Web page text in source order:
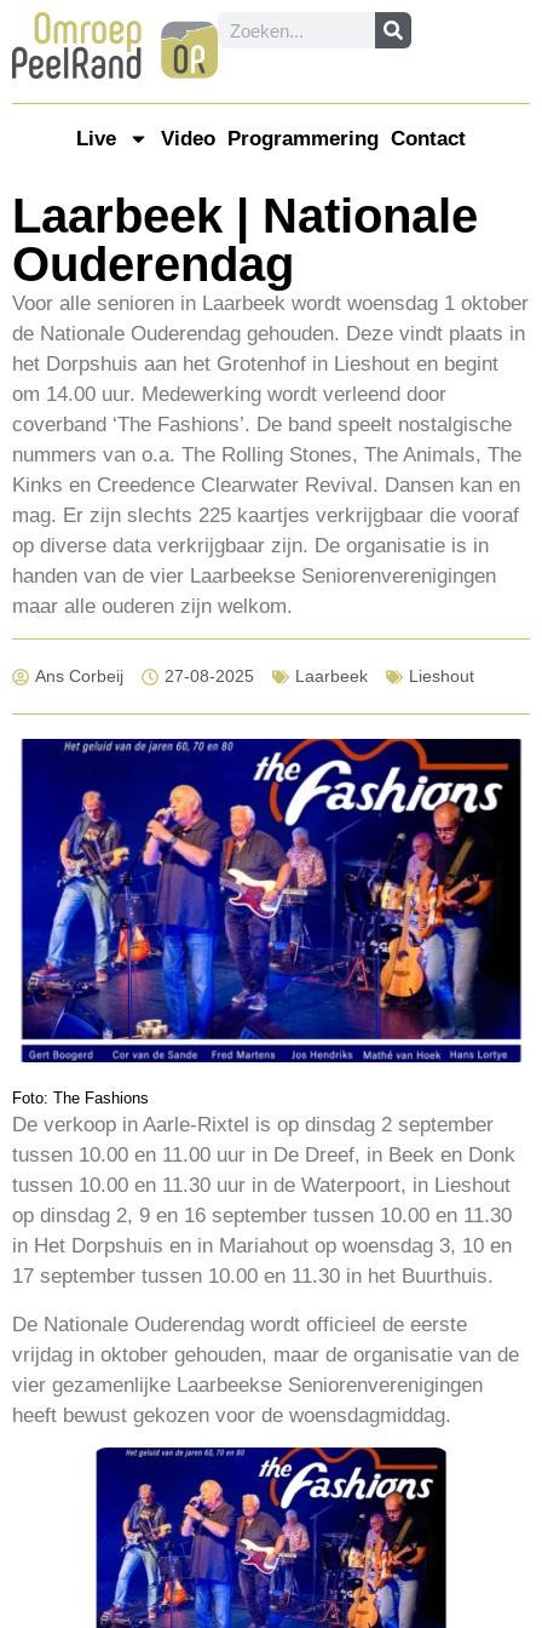
Live Video Programmering Contact
Laarbeek | Nationale
Ouderendag
Voor alle senioren in Laarbeek wordt woensdag 1 oktober
de Nationale Ouderendag gehouden. Deze vindt plaats in
het Dorpshuis aan het Grotenhof in Lieshout en begint
om 14.00 uur. Medewerking wordt verleend door
coverband ‘The Fashions’. De band speelt nostalgische
nummers van o.a. The Rolling Stones, The Animals, The
Kinks en Creedence Clearwater Revival. Dansen kan en
mag. Er zijn slechts 225 kaartjes verkrijgbaar die vooraf
op diverse data verkrijgbaar zijn. De organisatie is in
handen van de vier Laarbeekse Seniorenverenigingen
maar alle ouderen zijn welkom.
Ans Corbeij 27-08-2025 Laarbeek Lieshout
Foto: The Fashions
De verkoop in Aarle-Rixtel is op dinsdag 2 september
tussen 10.00 en 11.00 uur in De Dreef, in Beek en Donk
tussen 10.00 en 11.30 uur in de Waterpoort, in Lieshout
op dinsdag 2, 9 en 16 september tussen 10.00 en 11.30
in Het Dorpshuis en in Mariahout op woensdag 3, 10 en
17 september tussen 10.00 en 11.30 in het Buurthuis.
De Nationale Ouderendag wordt officieel de eerste
vrijdag in oktober gehouden, maar de organisatie van de
vier gezamenlijke Laarbeekse Seniorenverenigingen
heeft bewust gekozen voor de woensdagmiddag.